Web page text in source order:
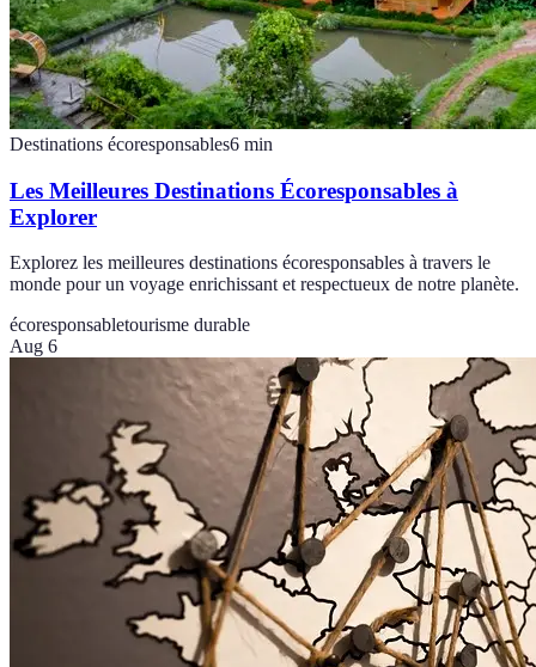
Destinations écoresponsables6 min
Les Meilleures Destinations Écoresponsables à
Explorer
Explorez les meilleures destinations écoresponsables à travers le
monde pour un voyage enrichissant et respectueux de notre planète.
écoresponsabletourisme durable
Aug 6